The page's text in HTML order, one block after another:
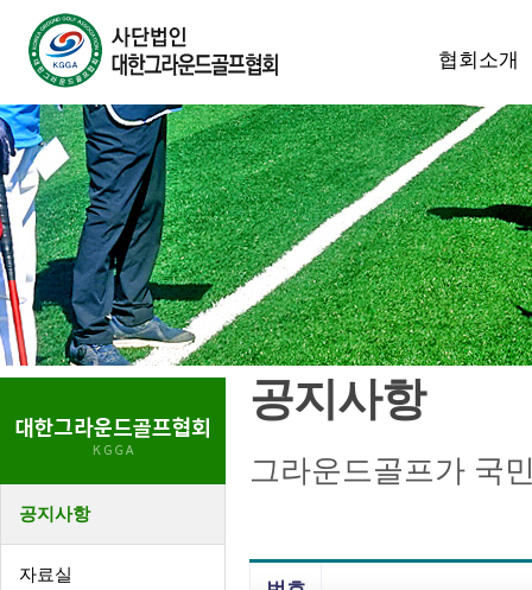
협회소개
공지사항
자료실
공지사항
그라운드골프가 국